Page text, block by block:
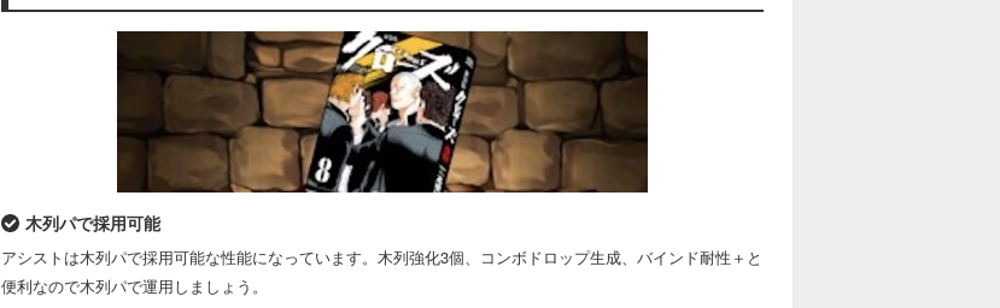
木列パで採用可能
アシストは木列パで採用可能な性能になっています。木列強化3個、コンボドロップ生成、バインド耐性＋と
便利なので木列パで運用しましょう。